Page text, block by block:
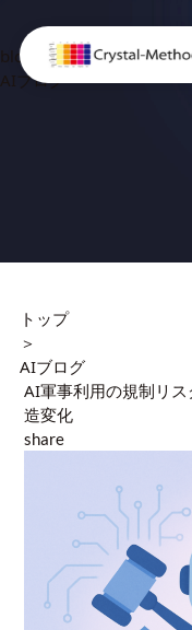
blog
AIブログ
トップ
＞
AIブログ
AI軍事利用の規制リ
造変化
share